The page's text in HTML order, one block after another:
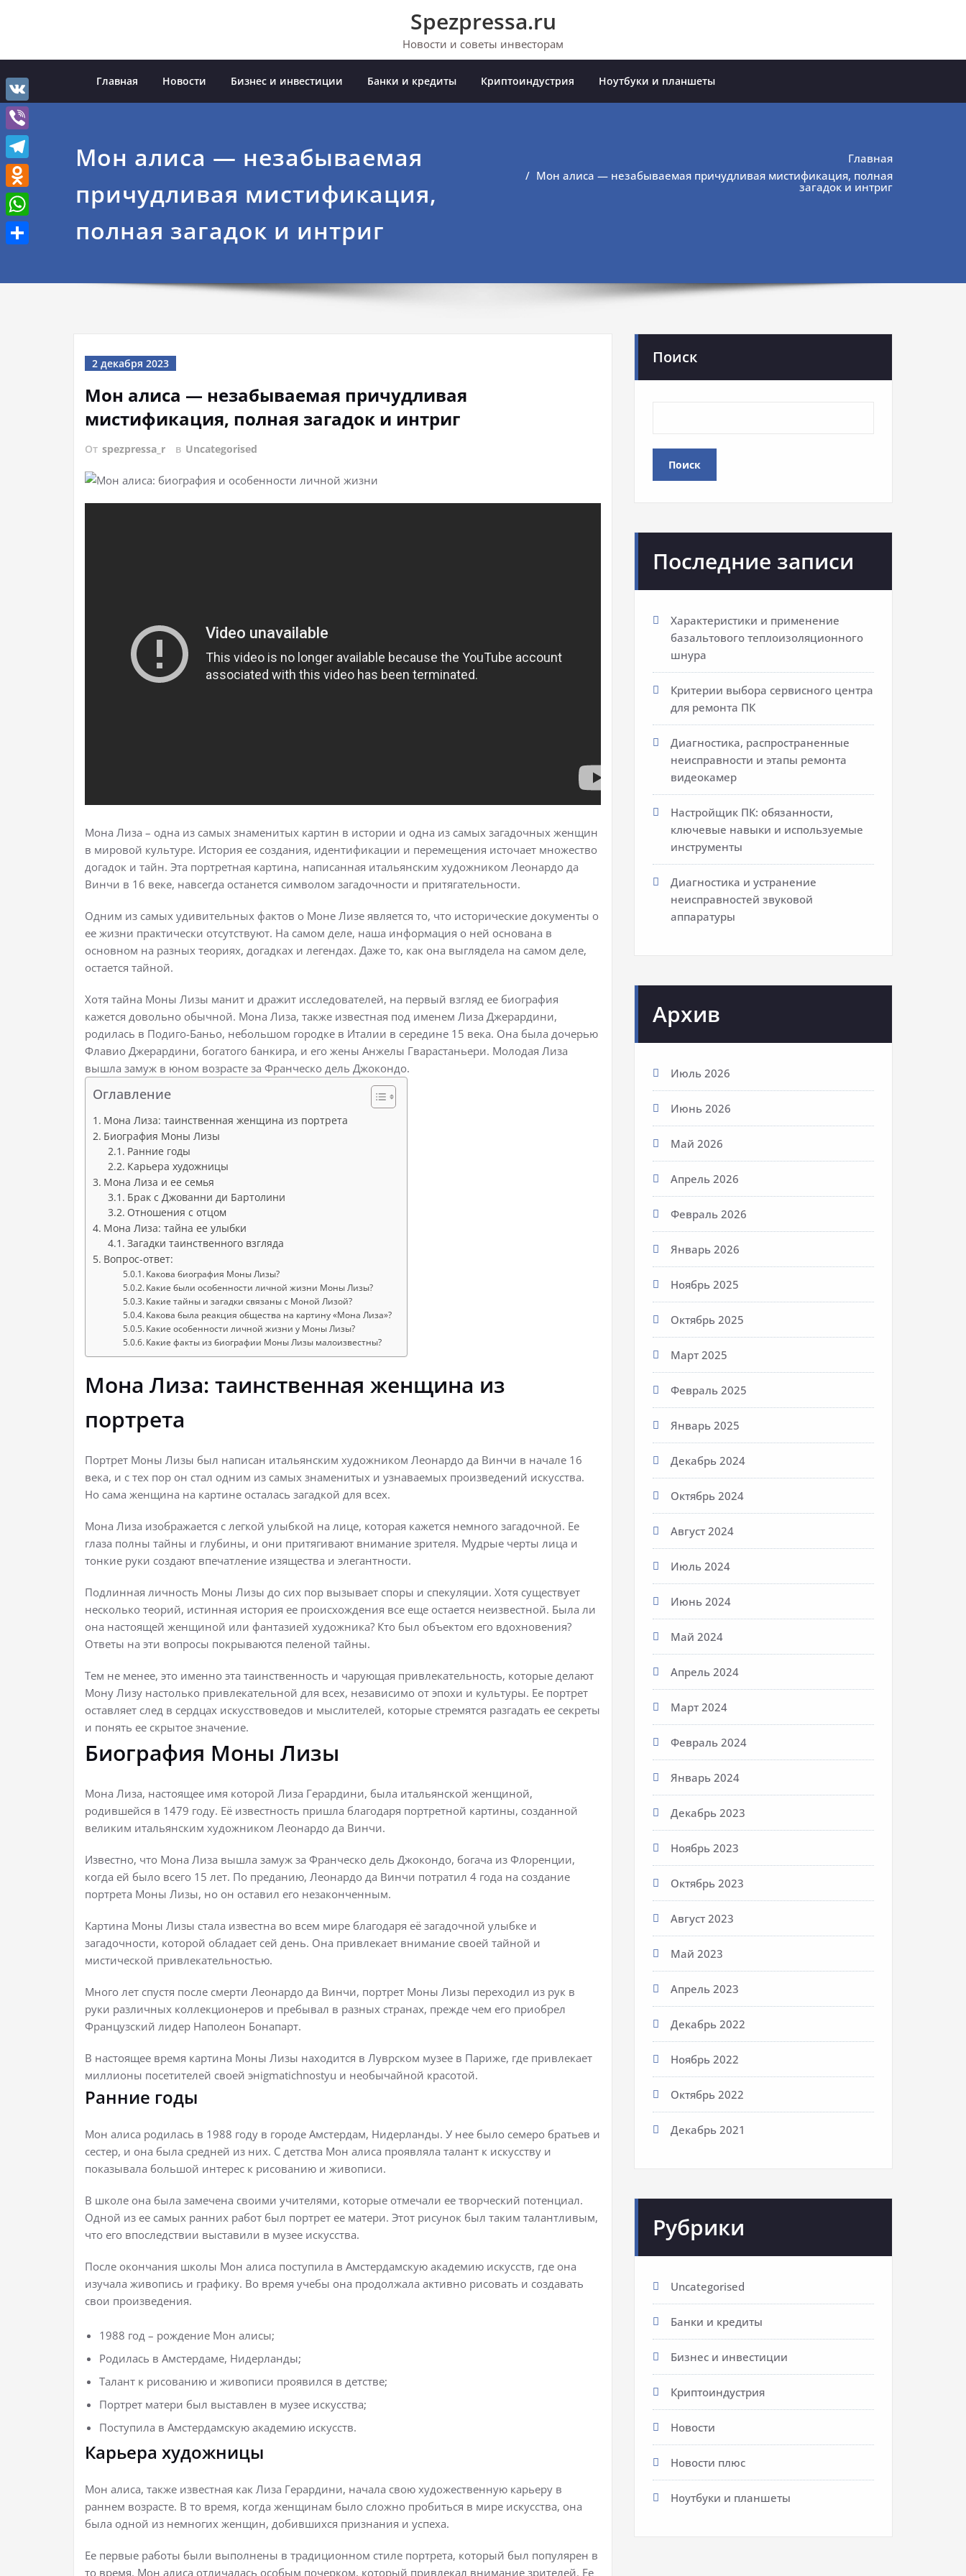
Spezpressa.ru
Новости и советы инвесторам
Главная Новости Бизнес и инвестиции Банки и кредиты Криптоиндустрия Ноутбуки и планшеты
Мон алиса — незабываемая
причудливая мистификация,
полная загадок и интриг
Главная
Мон алиса — незабываемая причудливая мистификация, полная
загадок и интриг
2 декабря 2023
Мон алиса — незабываемая причудливая
мистификация, полная загадок и интриг
От spezpressa_r в Uncategorised
Мона Лиза – одна из самых знаменитых картин в истории и одна из самых загадочных женщин
в мировой культуре. История ее создания, идентификации и перемещения источает множество
догадок и тайн. Эта портретная картина, написанная итальянским художником Леонардо да
Винчи в 16 веке, навсегда останется символом загадочности и притягательности.
Одним из самых удивительных фактов о Моне Лизе является то, что исторические документы о
ее жизни практически отсутствуют. На самом деле, наша информация о ней основана в
основном на разных теориях, догадках и легендах. Даже то, как она выглядела на самом деле,
остается тайной.
Хотя тайна Моны Лизы манит и дражит исследователей, на первый взгляд ее биография
кажется довольно обычной. Мона Лиза, также известная под именем Лиза Джерардини,
родилась в Подиго-Баньо, небольшом городке в Италии в середине 15 века. Она была дочерью
Флавио Джерардини, богатого банкира, и его жены Анжелы Гварастаньери. Молодая Лиза
вышла замуж в юном возрасте за Франческо дель Джокондо.
Оглавление
Мона Лиза: таинственная женщина из портрета
Биография Моны Лизы
Ранние годы
Карьера художницы
Мона Лиза и ее семья
Брак с Джованни ди Бартолини
Отношения с отцом
Мона Лиза: тайна ее улыбки
Загадки таинственного взгляда
Вопрос-ответ:
Какова биография Моны Лизы?
Какие были особенности личной жизни Моны Лизы?
Какие тайны и загадки связаны с Моной Лизой?
Какова была реакция общества на картину «Мона Лиза»?
Какие особенности личной жизни у Моны Лизы?
Какие факты из биографии Моны Лизы малоизвестны?
Мона Лиза: таинственная женщина из
портрета
Портрет Моны Лизы был написан итальянским художником Леонардо да Винчи в начале 16
века, и с тех пор он стал одним из самых знаменитых и узнаваемых произведений искусства.
Но сама женщина на картине осталась загадкой для всех.
Мона Лиза изображается с легкой улыбкой на лице, которая кажется немного загадочной. Ее
глаза полны тайны и глубины, и они притягивают внимание зрителя. Мудрые черты лица и
тонкие руки создают впечатление изящества и элегантности.
Подлинная личность Моны Лизы до сих пор вызывает споры и спекуляции. Хотя существует
несколько теорий, истинная история ее происхождения все еще остается неизвестной. Была ли
она настоящей женщиной или фантазией художника? Кто был объектом его вдохновения?
Ответы на эти вопросы покрываются пеленой тайны.
Тем не менее, это именно эта таинственность и чарующая привлекательность, которые делают
Мону Лизу настолько привлекательной для всех, независимо от эпохи и культуры. Ее портрет
оставляет след в сердцах искусствоведов и мыслителей, которые стремятся разгадать ее секреты
и понять ее скрытое значение.
Биография Моны Лизы
Мона Лиза, настоящее имя которой Лиза Герардини, была итальянской женщиной,
родившейся в 1479 году. Её известность пришла благодаря портретной картины, созданной
великим итальянским художником Леонардо да Винчи.
Известно, что Мона Лиза вышла замуж за Франческо дель Джокондо, богача из Флоренции,
когда ей было всего 15 лет. По преданию, Леонардо да Винчи потратил 4 года на создание
портрета Моны Лизы, но он оставил его незаконченным.
Картина Моны Лизы стала известна во всем мире благодаря её загадочной улыбке и
загадочности, которой обладает сей день. Она привлекает внимание своей тайной и
мистической привлекательностью.
Много лет спустя после смерти Леонардо да Винчи, портрет Моны Лизы переходил из рук в
руки различных коллекционеров и пребывал в разных странах, прежде чем его приобрел
Французский лидер Наполеон Бонапарт.
В настоящее время картина Моны Лизы находится в Луврском музее в Париже, где привлекает
миллионы посетителей своей энigmatichnostyu и необычайной красотой.
Ранние годы
Мон алиса родилась в 1988 году в городе Амстердам, Нидерланды. У нее было семеро братьев и
сестер, и она была средней из них. С детства Мон алиса проявляла талант к искусству и
показывала большой интерес к рисованию и живописи.
В школе она была замечена своими учителями, которые отмечали ее творческий потенциал.
Одной из ее самых ранних работ был портрет ее матери. Этот рисунок был таким талантливым,
что его впоследствии выставили в музее искусства.
После окончания школы Мон алиса поступила в Амстердамскую академию искусств, где она
изучала живопись и графику. Во время учебы она продолжала активно рисовать и создавать
свои произведения.
1988 год – рождение Мон алисы;
Родилась в Амстердаме, Нидерланды;
Талант к рисованию и живописи проявился в детстве;
Портрет матери был выставлен в музее искусства;
Поступила в Амстердамскую академию искусств.
Карьера художницы
Мон алиса, также известная как Лиза Герардини, начала свою художественную карьеру в
раннем возрасте. В то время, когда женщинам было сложно пробиться в мире искусства, она
была одной из немногих женщин, добившихся признания и успеха.
Ее первые работы были выполнены в традиционном стиле портрета, который был популярен в
то время. Мон алиса отличалась особым почерком, который привлекал внимание зрителей. Ее
Поиск
Поиск
Последние записи
Характеристики и применение
базальтового теплоизоляционного
шнура
Критерии выбора сервисного центра
для ремонта ПК
Диагностика, распространенные
неисправности и этапы ремонта
видеокамер
Настройщик ПК: обязанности,
ключевые навыки и используемые
инструменты
Диагностика и устранение
неисправностей звуковой
аппаратуры
Архив
Июль 2026
Июнь 2026
Май 2026
Апрель 2026
Февраль 2026
Январь 2026
Ноябрь 2025
Октябрь 2025
Март 2025
Февраль 2025
Январь 2025
Декабрь 2024
Октябрь 2024
Август 2024
Июль 2024
Июнь 2024
Май 2024
Апрель 2024
Март 2024
Февраль 2024
Январь 2024
Декабрь 2023
Ноябрь 2023
Октябрь 2023
Август 2023
Май 2023
Апрель 2023
Декабрь 2022
Ноябрь 2022
Октябрь 2022
Декабрь 2021
Рубрики
Uncategorised
Банки и кредиты
Бизнес и инвестиции
Криптоиндустрия
Новости
Новости плюс
Ноутбуки и планшеты
VK
Viber
Telegram
Odnoklassniki
WhatsApp